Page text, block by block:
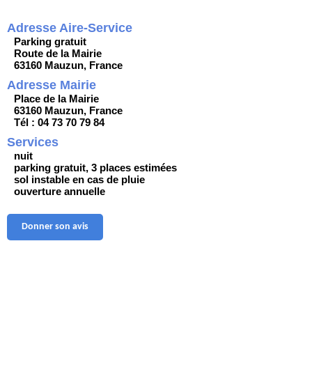
Adresse Aire-Service
Parking gratuit
Route de la Mairie
63160 Mauzun, France
Adresse Mairie
Place de la Mairie
63160 Mauzun, France
Tél : 04 73 70 79 84
Services
nuit
parking gratuit, 3 places estimées
sol instable en cas de pluie
ouverture annuelle
Donner son avis